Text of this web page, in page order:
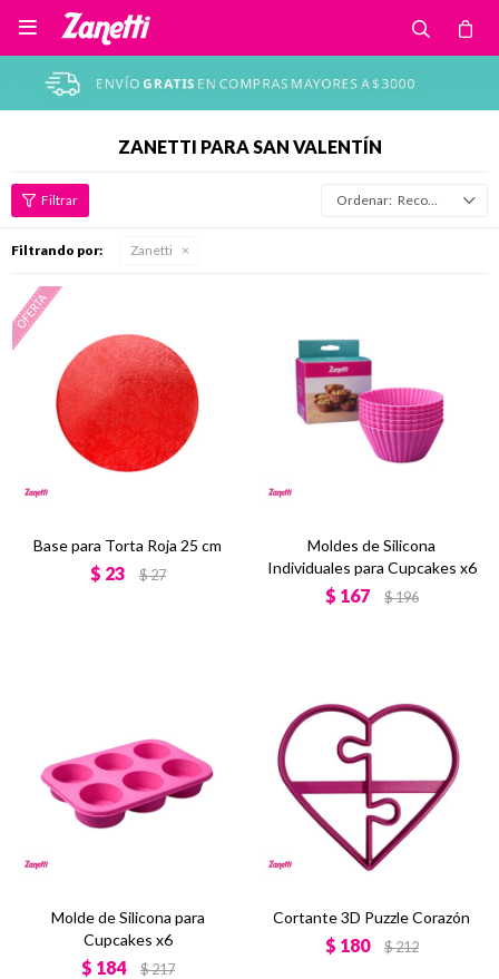

ZANETTI PARA SAN VALENTÍN
Recomendados
Filtrando por: Zanetti
Base para Torta Roja 25 cm
$ 23 $27
Moldes de Silicona
Individuales para Cupcakes x6
$ 167 $196
Molde de Silicona para
Cupcakes x6
$ 184 $217
Cortante 3D Puzzle Corazón
$ 180 $212